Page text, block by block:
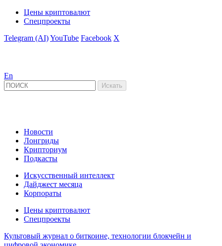
Цены криптовалют
Спецпроекты
Telegram (AI)YouTube Facebook X
En
Новости
Лонгриды
Крипториум
Подкасты
Искусственный интеллект
Дайджест месяца
Корпораты
Цены криптовалют
Спецпроекты
Культовый журнал о биткоине, технологии блокчейн и